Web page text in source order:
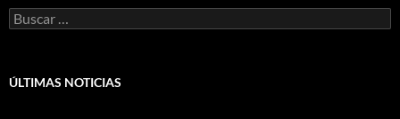
Buscar:
ÚLTIMAS NOTICIAS